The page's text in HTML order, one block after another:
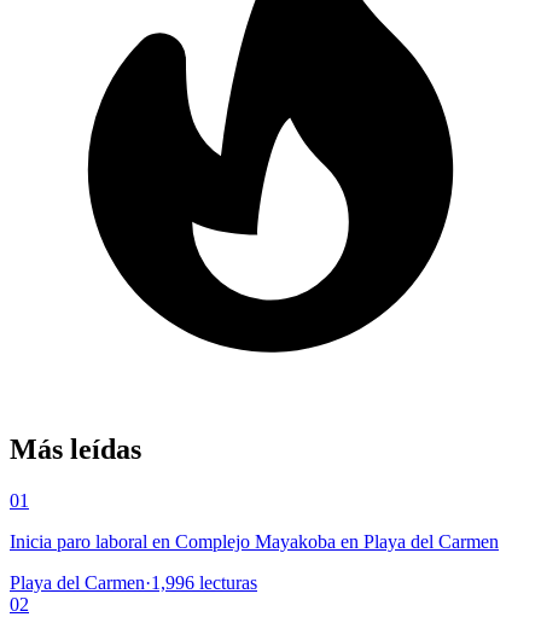
Más leídas
01
Inicia paro laboral en Complejo Mayakoba en Playa del Carmen
Playa del Carmen·1,996 lecturas
02